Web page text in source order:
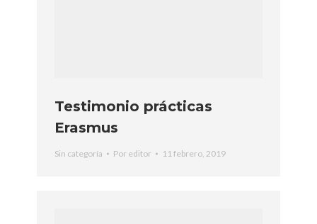
Testimonio prácticas
Erasmus
Sin categoría Por editor 11 febrero, 2019